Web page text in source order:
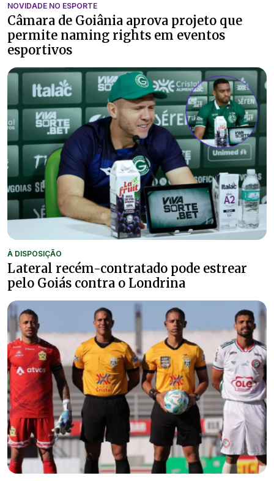
NOVIDADE NO ESPORTE
Câmara de Goiânia aprova projeto que
permite naming rights em eventos
esportivos
À DISPOSIÇÃO
Lateral recém-contratado pode estrear
pelo Goiás contra o Londrina